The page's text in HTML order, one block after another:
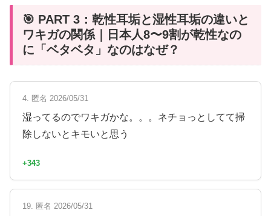
🎯 PART 3：乾性耳垢と湿性耳垢の違いと
ワキガの関係｜日本人8〜9割が乾性なの
に「ベタベタ」なのはなぜ？
4. 匿名 2026/05/31
湿ってるのでワキガかな。。。ネチョっとしてて掃
除しないとキモいと思う
+343
19. 匿名 2026/05/31